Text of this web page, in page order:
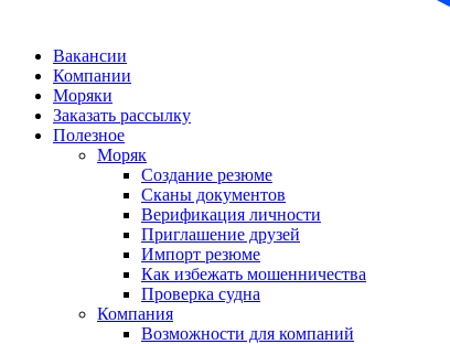
Вакансии
Компании
Моряки
Заказать рассылку
Полезное
Моряк
Создание резюме
Сканы документов
Верификация личности
Приглашение друзей
Импорт резюме
Как избежать мошенничества
Проверка судна
Компания
Возможности для компаний